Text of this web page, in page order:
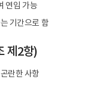
연임 가능
기간으로 함
제2항)
란한 사항